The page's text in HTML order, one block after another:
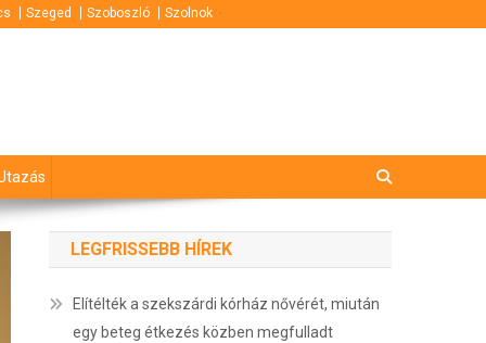
Szeged Szoboszló Szolnok
LEGFRISSEBB HÍREK
Elítélték a szekszárdi kórház nővérét, miután
egy beteg étkezés közben megfulladt